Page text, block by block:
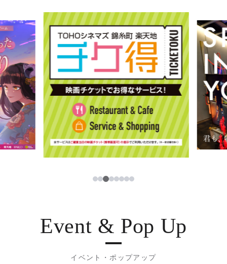
ニュース
レストラン・カフェ
TAX FREE
PARCOメンバーズ
JP
한국어
ภาษาไทย
日本語
1234567
Event & Pop Up
イベント・ポップアップ